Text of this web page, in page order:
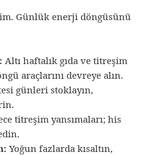
Günlük enerji döngüsünü
Altı haftalık gıda ve titreşim
araçlarını devreye alın.
günleri stoklayın,
titreşim yansımaları; his
Yoğun fazlarda kısaltın,